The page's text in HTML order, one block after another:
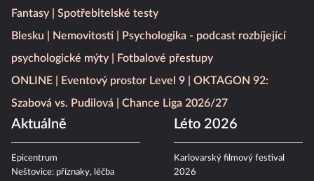
Fantasy
Spotřebitelské testy
Blesku
Nemovitosti
Psychologika - podcast rozbíjející
psychologické mýty
Fotbalové přestupy
ONLINE
Eventový prostor Level 9
OKTAGON 92:
Szabová vs. Pudilová
Chance Liga 2026/27
Aktuálně
Epicentrum
Neštovice: příznaky, léčba
Léto 2026
Karlovarský filmový festival
2026